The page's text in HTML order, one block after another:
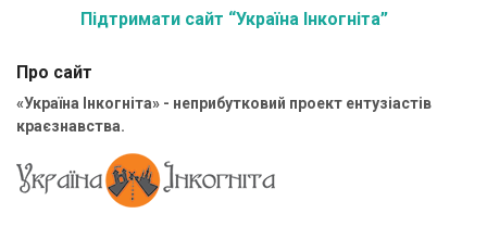
Підтримати сайт “Україна Інкогніта”
Про сайт
«Україна Інкогніта» - неприбутковий проект ентузіастів
краєзнавства.